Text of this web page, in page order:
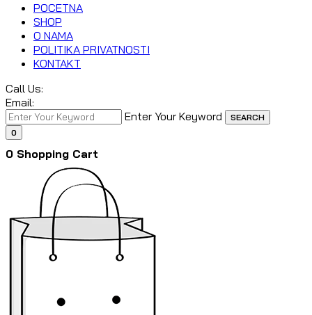
POCETNA
SHOP
O NAMA
POLITIKA PRIVATNOSTI
KONTAKT
Call Us:
Email:
Enter Your Keyword
SEARCH
0
0 Shopping Cart